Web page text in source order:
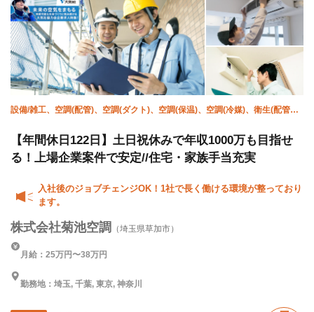
寮・社宅あり 研修制度あり 髪型・髪色自由
設備/雑工、空調(配管)、空調(ダクト)、空調(保温)、空調(冷媒)、衛生(配管
【年間休日122日】土日祝休みで年収1000万も目指せ
る！上場企業案件で安定//住宅・家族手当充実
入社後のジョブチェンジOK！1社で長く働ける環境が整っており
ます。
株式会社菊池空調 （埼玉県草加市）
月給：25万円〜38万円
勤務地：埼玉, 千葉, 東京, 神奈川